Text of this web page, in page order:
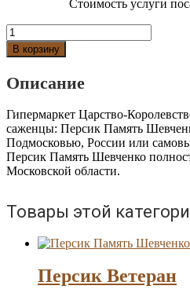
Стоимость услуги
Количество
Персик
Память
В корзину
Описание
Гипермаркет Царство-
саженцы: Персик Память
Подмосковью, России или
Персик Память Шевченко
Московской области.
Товары этой
Персик Ветеран